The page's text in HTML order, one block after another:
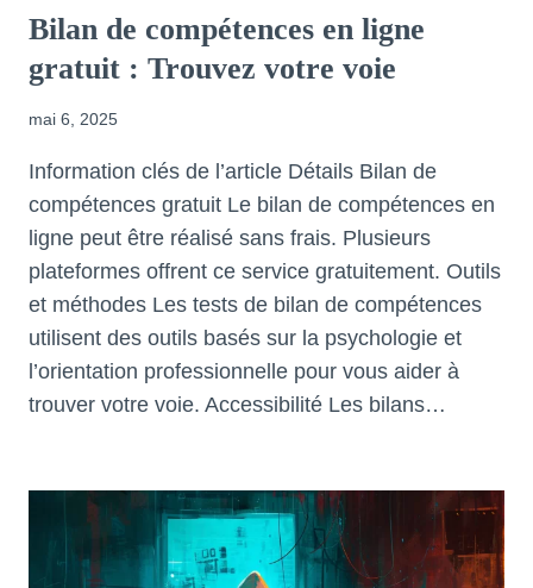
Bilan de compétences en ligne
gratuit : Trouvez votre voie
mai 6, 2025
Information clés de l’article Détails Bilan de
compétences gratuit Le bilan de compétences en
ligne peut être réalisé sans frais. Plusieurs
plateformes offrent ce service gratuitement. Outils
et méthodes Les tests de bilan de compétences
utilisent des outils basés sur la psychologie et
l’orientation professionnelle pour vous aider à
trouver votre voie. Accessibilité Les bilans…